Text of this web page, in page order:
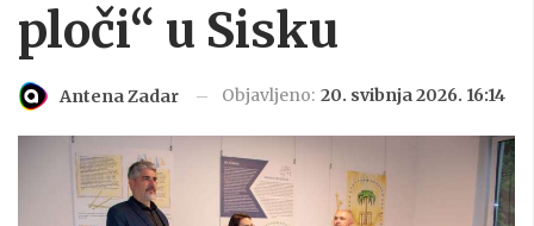
ploči“ u Sisku
Antena Zadar Objavljeno: 20. svibnja 2026. 16:14